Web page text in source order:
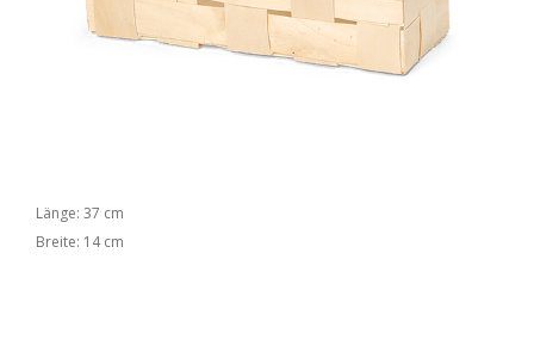
Länge: 37 cm
Breite: 14 cm